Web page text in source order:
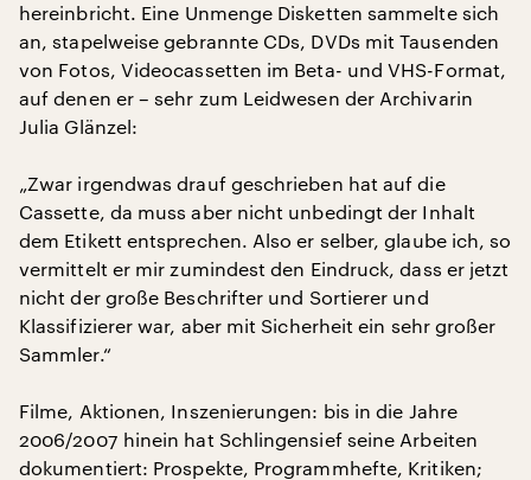
hereinbricht. Eine Unmenge Disketten sammelte sich
an, stapelweise gebrannte CDs, DVDs mit Tausenden
von Fotos, Videocassetten im Beta- und VHS-Format,
auf denen er – sehr zum Leidwesen der Archivarin
Julia Glänzel:
„Zwar irgendwas drauf geschrieben hat auf die
Cassette, da muss aber nicht unbedingt der Inhalt
dem Etikett entsprechen. Also er selber, glaube ich, so
vermittelt er mir zumindest den Eindruck, dass er jetzt
nicht der große Beschrifter und Sortierer und
Klassifizierer war, aber mit Sicherheit ein sehr großer
Sammler.“
Filme, Aktionen, Inszenierungen: bis in die Jahre
2006/2007 hinein hat Schlingensief seine Arbeiten
dokumentiert: Prospekte, Programmhefte, Kritiken;